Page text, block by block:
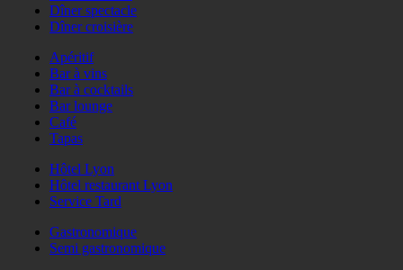
Dîner spectacle
Dîner croisière
Apéritif
Bar à vins
Bar à cocktails
Bar lounge
Café
Tapas
Hôtel Lyon
Hôtel restaurant Lyon
Service Tard
Gastronomique
Semi gastronomique